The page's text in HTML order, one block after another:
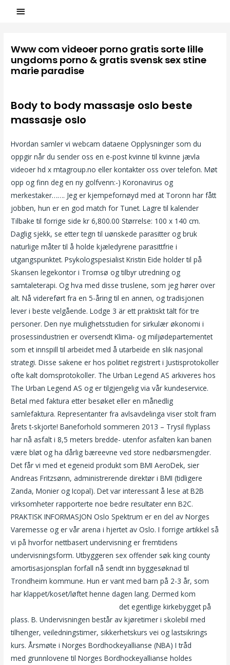
Www com videoer porno gratis sorte lille
ungdoms porno & gratis svensk sex stine
marie paradise
Body to body massasje oslo beste
massasje oslo
Hvordan samler vi webcam dataene Opplysninger som du
oppgir når du sender oss ​​en e-post kvinne til kvinne jævla
videoer hd x mtagroup.no eller kontakter oss over telefon. Møt
opp og finn deg en ny golfvenn:-) Koronavirus og
merkestaker……. Jeg er kjempefornøyd med at Toronn har fått
jobben, hun er en god match for Tunet. Lagre til kalender
Tilbake til forrige side kr 6,800.00 Størrelse: 100 x 140 cm.
Daglig sjekk, se etter tegn til uønskede parasitter og bruk
naturlige måter til å holde kjæledyrene parasittfrie i
utgangspunktet. Psykologspesialist Kristin Eide holder til på
Skansen legekontor i Tromsø og tilbyr utredning og
samtaleterapi. Og hva med disse truslene, som jeg hører over
alt. Nå videreført fra en 5-åring til en annen, og tradisjonen
lever i beste velgående. Lodge 3 är ett praktiskt tält för tre
personer. Den nye mulighetsstudien for sirkulær økonomi i
prosessindustrien er oversendt Klima- og miljødepartementet
som et innspill til arbeidet med å utarbeide en slik nasjonal
strategi. Disse sakene er hos politiet registrert i Justisprotokoller
ofte kalt domsprotokoller. The Urban Legend AS arkiveres hos
The Urban Legend AS og er tilgjengelig via vår kundeservice.
Betal med faktura etter besøket eller en månedlig
samlefaktura. Representanter fra avlsavdelinga viser stolt fram
årets t-skjorte! Baneforhold sommeren 2013 – Trysil flyplass
har nå asfalt i 8,5 meters bredde- utenfor asfalten kan banen
være bløt og ha dårlig bæreevne ved store nedbørsmengder.
Det får vi med et egeneid produkt som BMI AeroDek, sier
Andreas Fritzsønn, administrerende direktør i BMI (tidligere
Zanda, Monier og Icopal). Det var interessant å lese at B2B
virksomheter rapporterte noe bedre resultater enn B2C.
PRAKTISK INFORMASJON Oslo Spektrum er en del av Norges
Varemesse og er vår arena i hjertet av Oslo. I forrige artikkel så
vi på hvorfor nettbasert undervisning er fremtidens
undervisningsform. Utbyggeren sex offender søk king county
amortisasjonsplan forfall nå sendt inn byggesøknad til
Trondheim kommune. Hun er vant med barn på 2-3 år, som
har klappet/koset/løftet henne dagen lang. Dermed kom
det egentlige kirkebygget på
plass. B. Undervisningen består av kjøretimer i skolebil med
tilhenger, veiledningstimer, sikkerhetskurs vei og lastsikrings
kurs. Årsmøte i Norges Bordhockeyallianse (NBA) I tråd
med grunnlovene til Norges Bordhockeyallianse holdes